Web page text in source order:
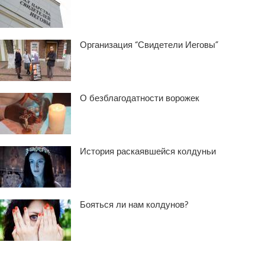
Организация “Свидетели Иеговы”
О безблагодатности ворожек
История раскаявшейся колдуньи
Бояться ли нам колдунов?